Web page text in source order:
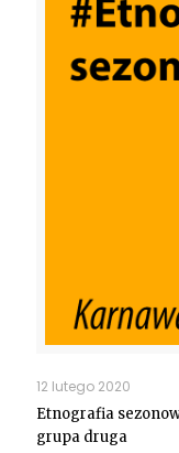
12 lutego 2020
Etnografia
grupa druga